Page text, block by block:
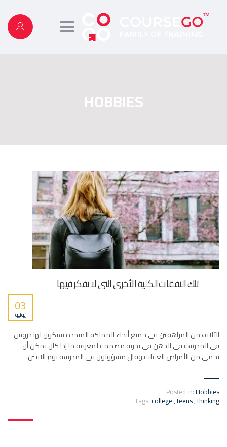
Toggle
HOBBIES
تلك النفقات الكلية الأخرى التي لا تفكر فيها
03
يونيو
الآلاف من المراهقين في جميع أنحاء المملكة المتحدة سيكون لها دروس
في المدرسة في الذهن في تجربة مصممة لمعرفة ما إذا كان يمكن أن
تحمي من الأمراض العقلية وقال مسؤولون في المدرسة يوم الاثنين.
Posted in:Hobbies
Tags:college,teens,thinking